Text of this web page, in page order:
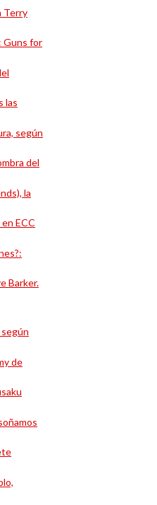
Terry
Guns for
las
según
del
la
ECC
Barker.
de